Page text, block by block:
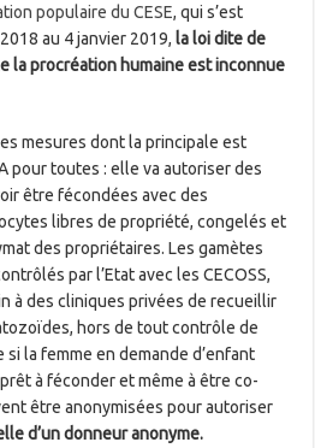
populaire du CESE, qui s’est
au 4 janvier 2019, la loi dite de
la procréation humaine est inconnue
mesures dont la principale est
pour toutes : elle va autoriser des
être fécondées avec des
libres de propriété, congelés et
des propriétaires. Les gamètes
par l’Etat avec les CECOSS,
à des cliniques privées de recueillir
hors de tout contrôle de
la femme en demande d’enfant
à féconder et même à être co-
être anonymisées pour autoriser
d’un donneur anonyme.